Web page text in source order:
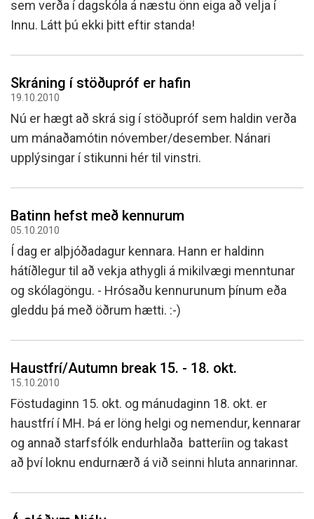
sem verða í dagskóla á næstu önn eiga að velja í
Innu. Látt þú ekki þitt eftir standa!
Skráning í stöðupróf er hafin
19.10.2010
Nú er hægt að skrá sig í stöðupróf sem haldin verða
um mánaðamótin nóvember/desember. Nánari
upplýsingar í stikunni hér til vinstri.
Batinn hefst með kennurum
05.10.2010
Í dag er alþjóðadagur kennara. Hann er haldinn
hátíðlegur til að vekja athygli á mikilvægi menntunar
og skólagöngu. - Hrósaðu kennurunum þínum eða
gleddu þá með öðrum hætti. :-)
Haustfrí/Autumn break 15. - 18. okt.
15.10.2010
Föstudaginn 15. okt. og mánudaginn 18. okt. er
haustfrí í MH. Þá er löng helgi og nemendur, kennarar
og annað starfsfólk endurhlaða batteríin og takast
að því loknu endurnærð á við seinni hluta annarinnar.